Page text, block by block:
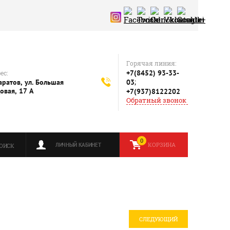
ул. Большая
17 А
Горячая линия:
+7(8452) 93-33-
03;
+7(937)8122202
Обратный звонок
КОРЗИНА
0
ЛИЧНЫЙ КАБИНЕТ
СЛЕДУЮЩИЙ